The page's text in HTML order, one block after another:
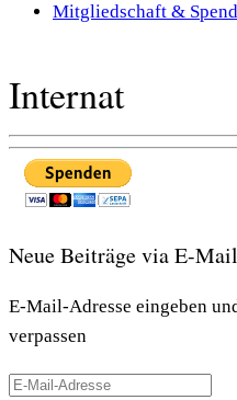
Mitgliedschaft &
Internat
Neue Beiträge via E-
E-Mail-Adresse eingeben
verpassen
E-